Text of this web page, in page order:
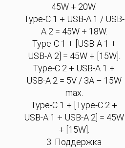
45W + 20W.
Type-C 1 + USB-A 1 / USB-
A 2 = 45W + 18W.
Type-C 1 + [USB-A 1 +
USB-A 2] = 45W + [15W].
Type-C 2 + USB-A 1 +
USB-A 2 = 5V / 3A – 15W
max.
Type-C 1 + [Type-C 2 +
USB-A 1 + USB-A 2] = 45W
+ [15W].
3. Поддержка